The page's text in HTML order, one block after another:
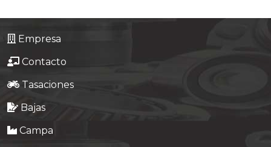
Empresa
Contacto
Tasaciones
Bajas
Campa